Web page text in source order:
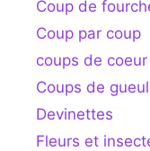
Coup de
Coup par coup
coups de coeur
Coups de
Devinettes
Fleurs et